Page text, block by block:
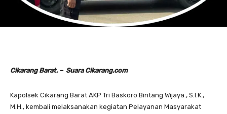
Cikarang Barat, – Suara Cikarang.com
Kapolsek Cikarang Barat AKP Tri Baskoro Bintang Wijaya., S.I.K.,
M.H., kembali melaksanakan kegiatan Pelayanan Masyarakat